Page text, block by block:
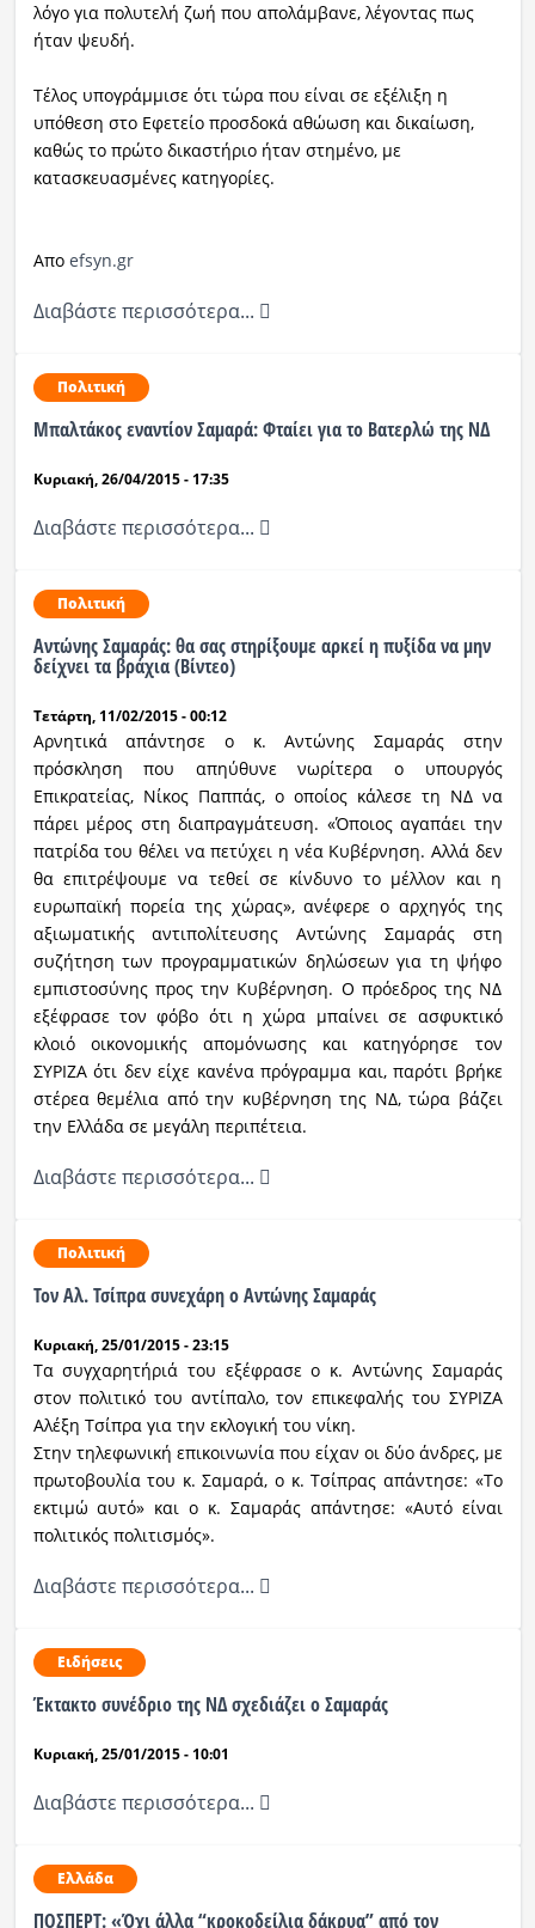
λόγο για πολυτελή ζωή που απολάμβανε, λέγοντας πως
ήταν ψευδή.
Τέλος υπογράμμισε ότι τώρα που είναι σε εξέλιξη η
υπόθεση στο Εφετείο προσδοκά αθώωση και δικαίωση,
καθώς το πρώτο δικαστήριο ήταν στημένο, με
κατασκευασμένες κατηγορίες.
Aπο efsyn.gr
Διαβάστε περισσότερα...
Πολιτική
Μπαλτάκος εναντίον Σαμαρά: Φταίει για το Βατερλώ της ΝΔ
Κυριακή, 26/04/2015 - 17:35
Διαβάστε περισσότερα...
Πολιτική
Αντώνης Σαμαράς: θα σας στηρίξουμε αρκεί η πυξίδα να μην
δείχνει τα βράχια (Βίντεο)
Τετάρτη, 11/02/2015 - 00:12
Αρνητικά απάντησε ο κ. Αντώνης Σαμαράς στην
πρόσκληση που απηύθυνε νωρίτερα ο υπουργός
Επικρατείας, Νίκος Παππάς, ο οποίος κάλεσε τη ΝΔ να
πάρει μέρος στη διαπραγμάτευση. «Όποιος αγαπάει την
πατρίδα του θέλει να πετύχει η νέα Κυβέρνηση. Αλλά δεν
θα επιτρέψουμε να τεθεί σε κίνδυνο το μέλλον και η
ευρωπαϊκή πορεία της χώρας», ανέφερε ο αρχηγός της
αξιωματικής αντιπολίτευσης Αντώνης Σαμαράς στη
συζήτηση των προγραμματικών δηλώσεων για τη ψήφο
εμπιστοσύνης προς την Κυβέρνηση. Ο πρόεδρος της ΝΔ
εξέφρασε τον φόβο ότι η χώρα μπαίνει σε ασφυκτικό
κλοιό οικονομικής απομόνωσης και κατηγόρησε τον
ΣΥΡΙΖΑ ότι δεν είχε κανένα πρόγραμμα και, παρότι βρήκε
στέρεα θεμέλια από την κυβέρνηση της ΝΔ, τώρα βάζει
την Ελλάδα σε μεγάλη περιπέτεια.
Διαβάστε περισσότερα...
Πολιτική
Τον Αλ. Τσίπρα συνεχάρη ο Αντώνης Σαμαράς
Κυριακή, 25/01/2015 - 23:15
Τα συγχαρητήριά του εξέφρασε ο κ. Αντώνης Σαμαράς
στον πολιτικό του αντίπαλο, τον επικεφαλής του ΣΥΡΙΖΑ
Αλέξη Τσίπρα για την εκλογική του νίκη.
Στην τηλεφωνική επικοινωνία που είχαν οι δύο άνδρες, με
πρωτοβουλία του κ. Σαμαρά, ο κ. Τσίπρας απάντησε: «Το
εκτιμώ αυτό» και ο κ. Σαμαράς απάντησε: «Αυτό είναι
πολιτικός πολιτισμός».
Διαβάστε περισσότερα...
Ειδήσεις
Έκτακτο συνέδριο της ΝΔ σχεδιάζει ο Σαμαράς
Κυριακή, 25/01/2015 - 10:01
Διαβάστε περισσότερα...
Ελλάδα
ΠΟΣΠΕΡΤ: «Όχι άλλα “κροκοδείλια δάκρυα” από τον